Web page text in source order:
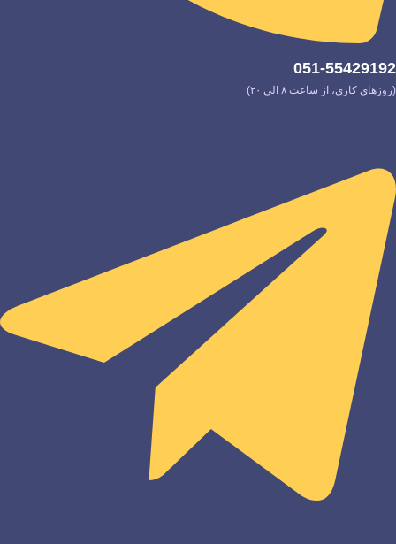
051-55429192
(روزهای کاری، از ساعت ۸ الی ۲۰)